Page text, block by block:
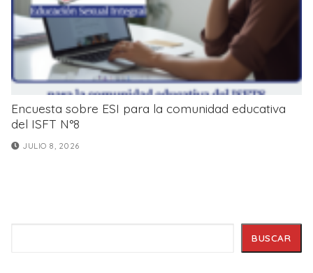
Encuesta sobre ESI para la comunidad educativa
del ISFT N°8
JULIO 8, 2026
BUSCAR